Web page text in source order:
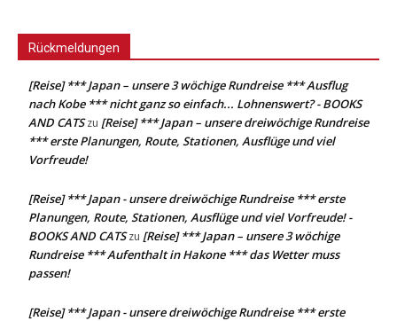
Rückmeldungen
[Reise] *** Japan – unsere 3 wöchige Rundreise *** Ausflug
nach Kobe *** nicht ganz so einfach... Lohnenswert? - BOOKS
AND CATSzu [Reise] *** Japan – unsere dreiwöchige Rundreise
*** erste Planungen, Route, Stationen, Ausflüge und viel
Vorfreude!
[Reise] *** Japan - unsere dreiwöchige Rundreise *** erste
Planungen, Route, Stationen, Ausflüge und viel Vorfreude! -
BOOKS AND CATSzu [Reise] *** Japan – unsere 3 wöchige
Rundreise *** Aufenthalt in Hakone *** das Wetter muss
passen!
[Reise] *** Japan - unsere dreiwöchige Rundreise *** erste